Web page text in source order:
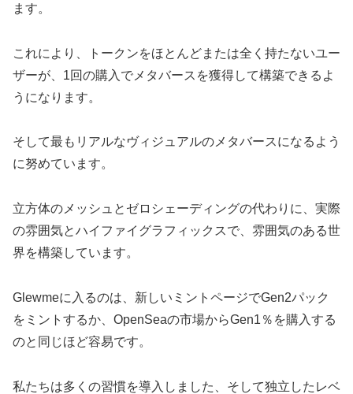
ます。
これにより、トークンをほとんどまたは全く持たないユー
ザーが、1回の購入でメタバースを獲得して構築できるよ
うになります。
そして最もリアルなヴィジュアルのメタバースになるよう
に努めています。
立方体のメッシュとゼロシェーディングの代わりに、実際
の雰囲気とハイファイグラフィックスで、雰囲気のある世
界を構築しています。
Glewmeに入るのは、新しいミントページでGen2パック
をミントするか、OpenSeaの市場からGen1％を購入する
のと同じほど容易です。
私たちは多くの習慣を導入しました、そして独立したレベ